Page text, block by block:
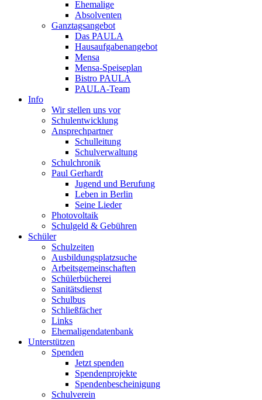
Ehemalige
Absolventen
Ganztagsangebot
Das PAULA
Hausaufgabenangebot
Mensa
Mensa-Speiseplan
Bistro PAULA
PAULA-Team
Info
Wir stellen uns vor
Schulentwicklung
Ansprechpartner
Schulleitung
Schulverwaltung
Schulchronik
Paul Gerhardt
Jugend und Berufung
Leben in Berlin
Seine Lieder
Photovoltaik
Schulgeld & Gebühren
Schüler
Schulzeiten
Ausbildungsplatzsuche
Arbeitsgemeinschaften
Schülerbücherei
Sanitätsdienst
Schulbus
Schließfächer
Links
Ehemaligendatenbank
Unterstützen
Spenden
Jetzt spenden
Spendenprojekte
Spendenbescheinigung
Schulverein